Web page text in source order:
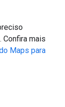
Confira mais
Maps para